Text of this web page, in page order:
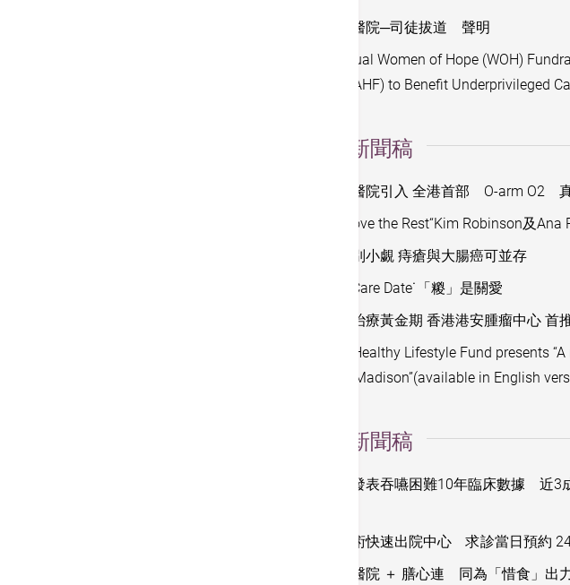
香港港安醫院─司徒拔道 聲明
Sixth Annual Women of Hope (WOH)
Fund (HKAHF) to Benefit Underprivileged
新聞稿
香港港安醫院引入 全港首部 O-arm O2
“A Cut Above the Rest“Kim Robinson及
痔瘡出血別小覷 痔瘡與大腸癌可並存
香港港安Care Date˙「糉」是關愛
把握癌症治療黃金期 香港港安腫瘤中心 首
HKAHF’s Healthy Lifestyle Fund presents
House of Madison”(available in English
新聞稿
首家私院發表吞嚥困難10年臨床數據 近
設微創手術快速出院中心 求診當日預約
香港港安醫院 ＋ 膳心連 同為「惜食」出